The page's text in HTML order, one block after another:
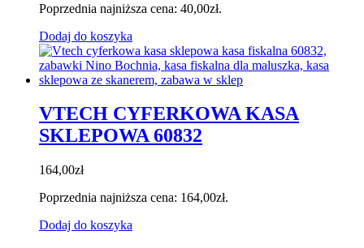
Poprzednia najniższa cena: 40,00zł.
Dodaj do koszyka
VTECH CYFERKOWA KASA
SKLEPOWA 60832
164,00zł
Poprzednia najniższa cena: 164,00zł.
Dodaj do koszyka